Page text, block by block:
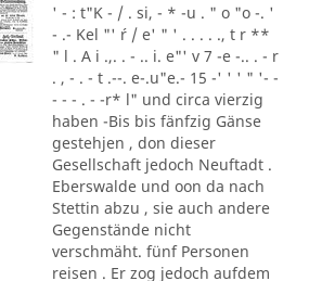
' - : t"K - / . si, - * -u . " o "o -. '
- .- Kel "' ´r / e' " ' . . . . ., t r **
" l . A i .,. . - .. i. e"' v 7 -e -.. . - r
. , - . - t .--. e-.u"e.- 15 -' ' ' " '- -
- - - . - -r* l" und circa vierzig
haben -Bis bis fänfzig Gänse
gestehjen , don dieser
Gesellschaft jedoch Neuftadt .
Eberswalde und oon da nach
Stettin abzu , sie auch andere
Gegenstände nicht
verschmäht. fünf Personen
reisen . Er zog jedoch aufdem